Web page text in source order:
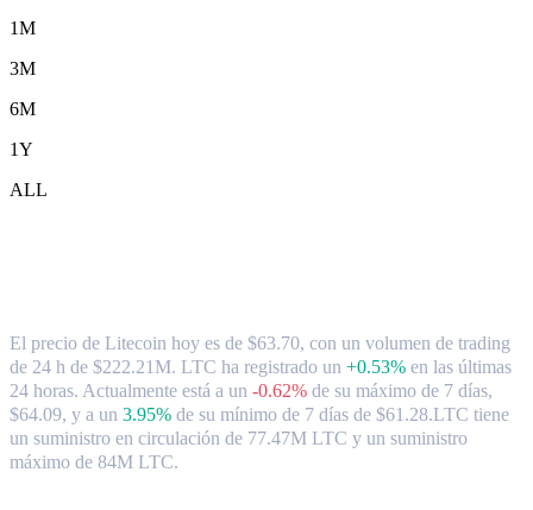
1M
3M
6M
1Y
ALL
El precio de Litecoin hoy es de $63.70, con un volumen de trading
de 24 h de $222.21M. LTC ha registrado un +0.53% en las últimas
24 horas. Actualmente está a un -0.62% de su máximo de 7 días,
$64.09, y a un 3.95% de su mínimo de 7 días de $61.28.LTC tiene
un suministro en circulación de 77.47M LTC y un suministro
máximo de 84M LTC.